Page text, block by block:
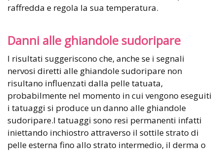
raffredda e regola la sua temperatura.
Danni alle ghiandole sudoripare
I risultati suggeriscono che, anche se i segnali
nervosi diretti alle ghiandole sudoripare non
risultano influenzati dalla pelle tatuata,
probabilmente nel momento in cui vengono eseguiti
i tatuaggi si produce un danno alle ghiandole
sudoripare.I tatuaggi sono resi permanenti infatti
iniettando inchiostro attraverso il sottile strato di
pelle esterna fino allo strato intermedio, il derma o